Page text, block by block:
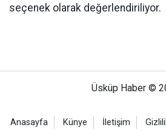
seçenek olarak değerlendiriliyor.
Üsküp Haber ©
Anasayfa Künye İletişim